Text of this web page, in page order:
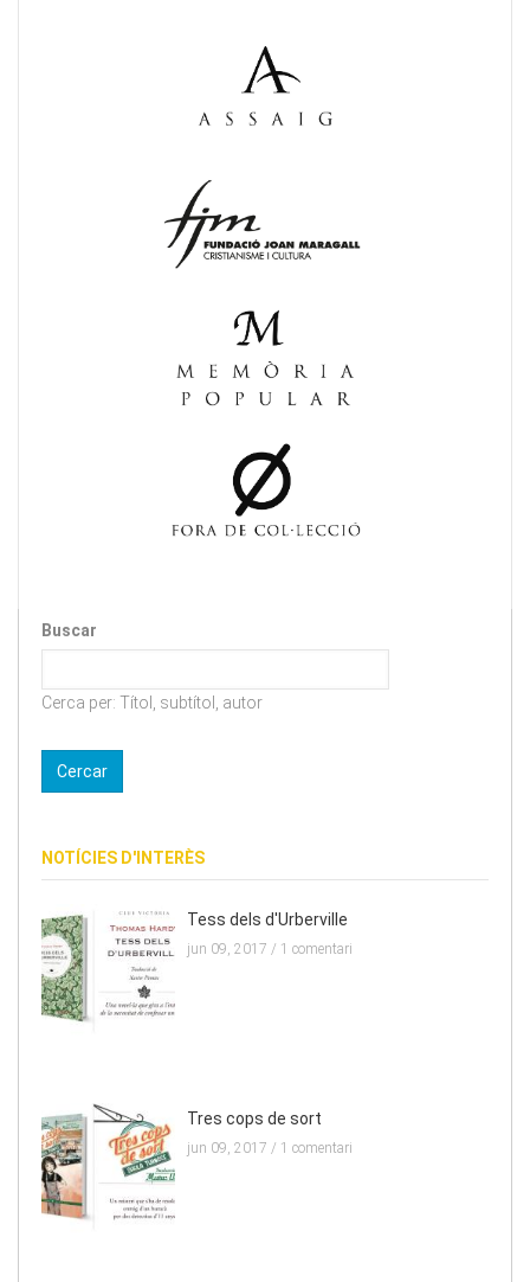
Buscar
Cerca per: Títol, subtítol, autor
NOTÍCIES D'INTERÈS
Tess dels d'Urberville
jun 09, 2017 / 1 comentari
Tres cops de sort
jun 09, 2017 / 1 comentari